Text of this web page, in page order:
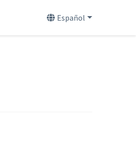
Español